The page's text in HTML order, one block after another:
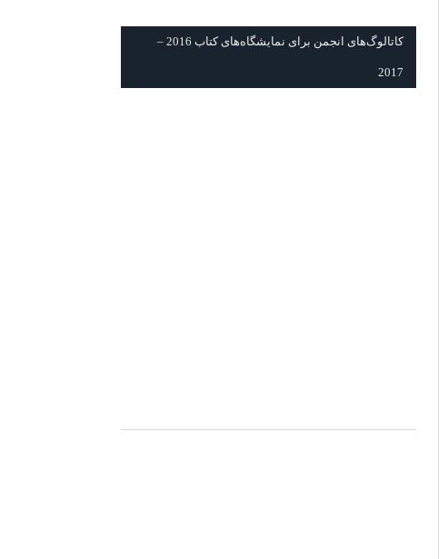
كاتالوگ‌های انجمن برای نمايشگاه‌های كتاب 2016 –
2017